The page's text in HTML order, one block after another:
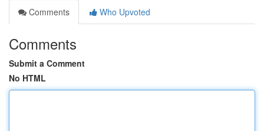
Comments
Who Upvoted
Comments
Submit a Comment
No HTML